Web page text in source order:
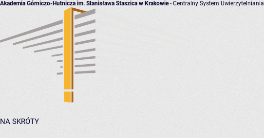
Akademia Górniczo-Hutnicza im. Stanisława Staszica w Krakowie- Centralny System Uwierzytelniania
NA SKRÓTY